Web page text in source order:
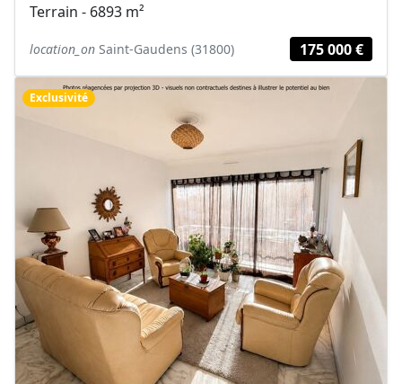
Terrain - 6893 m²
location_on Saint-Gaudens (31800) 175 000 €
Exclusivité